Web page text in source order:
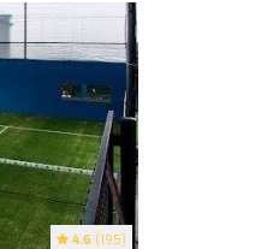
4.6 (195)